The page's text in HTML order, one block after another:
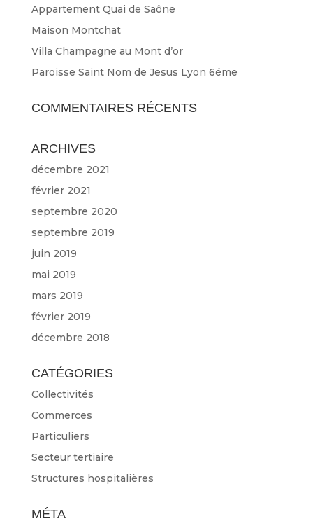
Appartement Quai de Saône
Maison Montchat
Villa Champagne au Mont d’or
Paroisse Saint Nom de Jesus Lyon 6éme
COMMENTAIRES RÉCENTS
ARCHIVES
décembre 2021
février 2021
septembre 2020
septembre 2019
juin 2019
mai 2019
mars 2019
février 2019
décembre 2018
CATÉGORIES
Collectivités
Commerces
Particuliers
Secteur tertiaire
Structures hospitalières
MÉTA